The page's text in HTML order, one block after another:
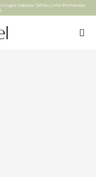
sebesar 15Ribu ( Min Pembelian